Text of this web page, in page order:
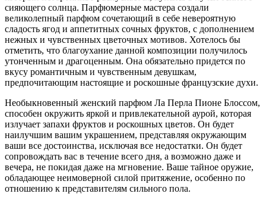
сияющего солнца. Парфюмерные мастера создали
великолепный парфюм сочетающий в себе невероятную
сладость ягод и аппетитных сочных фруктов, с дополнением
нежных и чувственных цветочных мотивов. Хотелось бы
отметить, что благоухание данной композиции получилось
утонченным и драгоценным. Она обязательно придется по
вкусу романтичным и чувственным девушкам,
предпочитающим настоящие и роскошные французские духи.
Необыкновенный женский парфюм Ла Перла Пионе Блоссом,
способен окружить яркой и привлекательной аурой, которая
излучает запахи фруктов и роскошных цветов. Он будет
наилучшим вашим украшением, представляя окружающим
ваши все достоинства, исключая все недостатки. Он будет
сопровождать вас в течение всего дня, а возможно даже и
вечера, не покидая даже на мгновение. Ваше тайное оружие,
обладающее неимоверной силой притяжение, особенно по
отношению к представителям сильного пола.